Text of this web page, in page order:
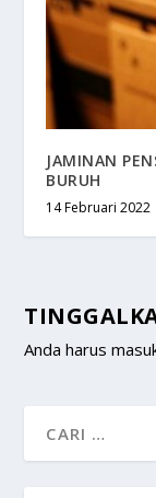
JAMINAN
BURUH
14 Februari 2022
Anda harus